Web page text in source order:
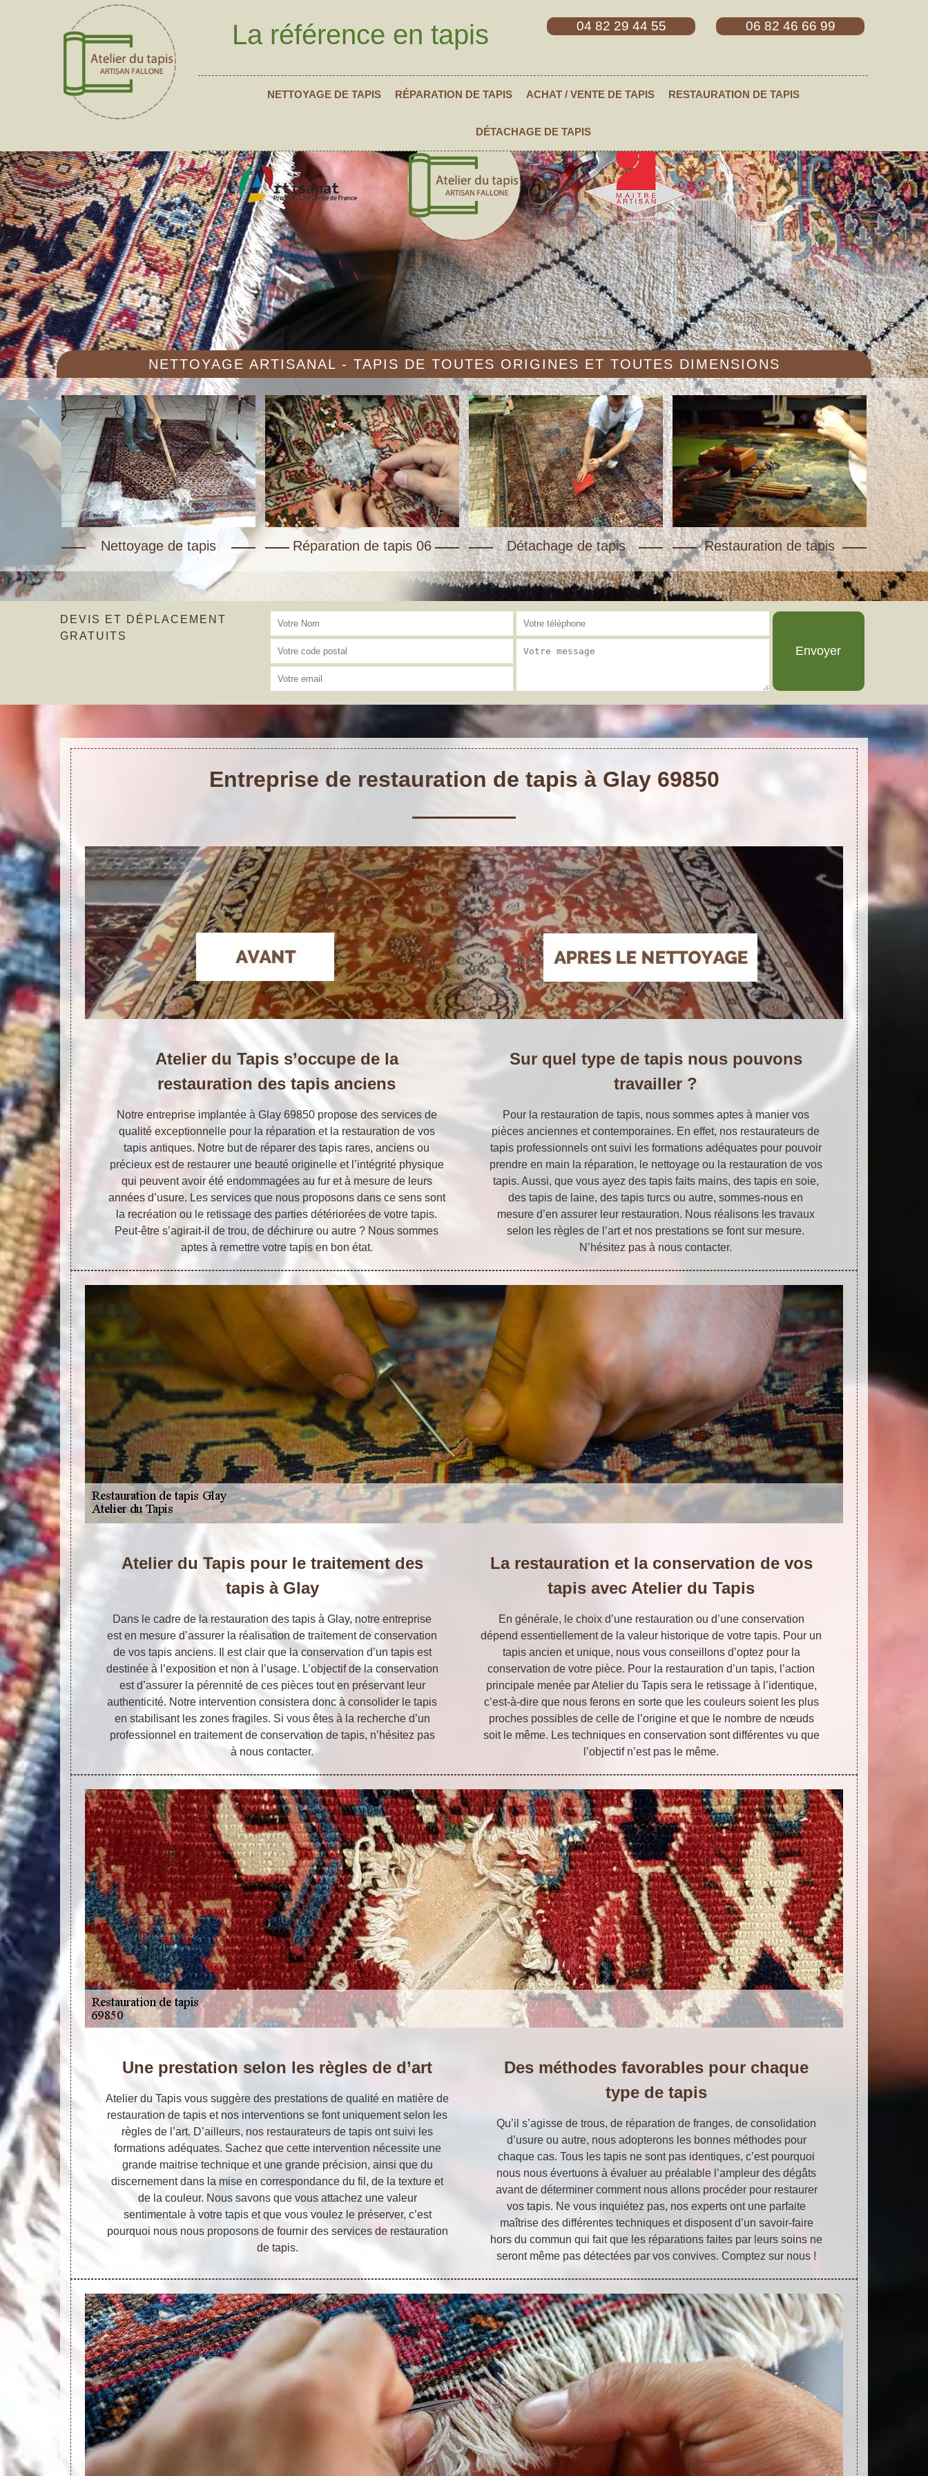
La référence en tapis 04 82 29 44 55 06 82 46 66 99
NETTOYAGE DE TAPIS RÉPARATION DE TAPIS ACHAT / VENTE DE TAPIS RESTAURATION DE TAPIS
DÉTACHAGE DE TAPIS
NETTOYAGE ARTISANAL - TAPIS DE TOUTES ORIGINES ET TOUTES DIMENSIONS
Nettoyage de tapis Réparation de tapis 06 Détachage de tapis Restauration de tapis
DEVIS ET DÉPLACEMENT
GRATUITS
Entreprise de restauration de tapis à Glay 69850
Atelier du Tapis s’occupe de la
restauration des tapis anciens
Notre entreprise implantée à Glay 69850 propose des services de
qualité exceptionnelle pour la réparation et la restauration de vos
tapis antiques. Notre but de réparer des tapis rares, anciens ou
précieux est de restaurer une beauté originelle et l’intégrité physique
qui peuvent avoir été endommagées au fur et à mesure de leurs
années d’usure. Les services que nous proposons dans ce sens sont
la recréation ou le retissage des parties détériorées de votre tapis.
Peut-être s’agirait-il de trou, de déchirure ou autre ? Nous sommes
aptes à remettre votre tapis en bon état.
Sur quel type de tapis nous pouvons
travailler ?
Pour la restauration de tapis, nous sommes aptes à manier vos
pièces anciennes et contemporaines. En effet, nos restaurateurs de
tapis professionnels ont suivi les formations adéquates pour pouvoir
prendre en main la réparation, le nettoyage ou la restauration de vos
tapis. Aussi, que vous ayez des tapis faits mains, des tapis en soie,
des tapis de laine, des tapis turcs ou autre, sommes-nous en
mesure d’en assurer leur restauration. Nous réalisons les travaux
selon les règles de l’art et nos prestations se font sur mesure.
N’hésitez pas à nous contacter.
Atelier du Tapis pour le traitement des
tapis à Glay
Dans le cadre de la restauration des tapis à Glay, notre entreprise
est en mesure d’assurer la réalisation de traitement de conservation
de vos tapis anciens. Il est clair que la conservation d’un tapis est
destinée à l’exposition et non à l’usage. L’objectif de la conservation
est d’assurer la pérennité de ces pièces tout en préservant leur
authenticité. Notre intervention consistera donc à consolider le tapis
en stabilisant les zones fragiles. Si vous êtes à la recherche d’un
professionnel en traitement de conservation de tapis, n’hésitez pas
à nous contacter.
La restauration et la conservation de vos
tapis avec Atelier du Tapis
En générale, le choix d’une restauration ou d’une conservation
dépend essentiellement de la valeur historique de votre tapis. Pour un
tapis ancien et unique, nous vous conseillons d’optez pour la
conservation de votre pièce. Pour la restauration d’un tapis, l’action
principale menée par Atelier du Tapis sera le retissage à l’identique,
c’est-à-dire que nous ferons en sorte que les couleurs soient les plus
proches possibles de celle de l’origine et que le nombre de nœuds
soit le même. Les techniques en conservation sont différentes vu que
l’objectif n’est pas le même.
Une prestation selon les règles de d’art
Atelier du Tapis vous suggère des prestations de qualité en matière de
restauration de tapis et nos interventions se font uniquement selon les
règles de l’art. D’ailleurs, nos restaurateurs de tapis ont suivi les
formations adéquates. Sachez que cette intervention nécessite une
grande maitrise technique et une grande précision, ainsi que du
discernement dans la mise en correspondance du fil, de la texture et
de la couleur. Nous savons que vous attachez une valeur
sentimentale à votre tapis et que vous voulez le préserver, c’est
pourquoi nous nous proposons de fournir des services de restauration
de tapis.
Des méthodes favorables pour chaque
type de tapis
Qu’il s’agisse de trous, de réparation de franges, de consolidation
d’usure ou autre, nous adopterons les bonnes méthodes pour
chaque cas. Tous les tapis ne sont pas identiques, c’est pourquoi
nous nous évertuons à évaluer au préalable l’ampleur des dégâts
avant de déterminer comment nous allons procéder pour restaurer
vos tapis. Ne vous inquiétez pas, nos experts ont une parfaite
maîtrise des différentes techniques et disposent d’un savoir-faire
hors du commun qui fait que les réparations faites par leurs soins ne
seront même pas détectées par vos convives. Comptez sur nous !